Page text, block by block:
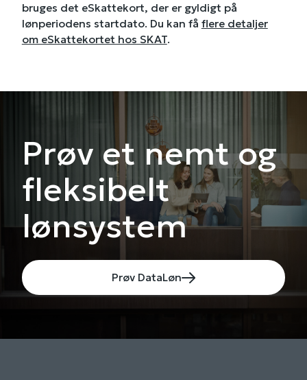
bruges det eSkattekort, der er gyldigt på
lønperiodens startdato. Du kan få flere detaljer
om eSkattekortet hos SKAT.
Prøv et nemt og
fleksibelt
lønsystem
Prøv DataLøn